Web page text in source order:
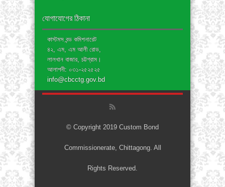
যোগাযোগের ঠিকানা
কাস্টমস বন্ড কমিশনারেট
৪২, এম, এম আলী রোড,
লালখান বাজার, চট্টগ্রাম।
আলাপনী: ০৩১-২৫২৫২৫
info@cbcctg.gov.bd
© Copyright 2019 Custom Bond
Commissionerate, Chittagong. All
Rights Reserved.